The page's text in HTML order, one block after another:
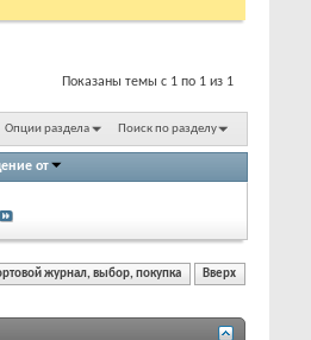
Показаны темы с 1 по 1 из 1
Опции раздела Поиск по разделу
от
журнал, выбор, покупка Вверх